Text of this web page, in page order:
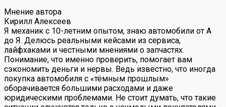
Мнение автора
Кирилл Алексеев
Я механик с 10-летним опытом, знаю автомобили от А
до Я. Делюсь реальными кейсами из сервиса,
лайфхаками и честными мнениями о запчастях.
Понимание, что именно проверить, помогает вам
сэкономить деньги и нервы. Ведь известно, что иногда
покупка автомобиля с «тёмным прошлым»
оборачивается большими расходами и даже
юридическими проблемами. Не стоит думать, что такие